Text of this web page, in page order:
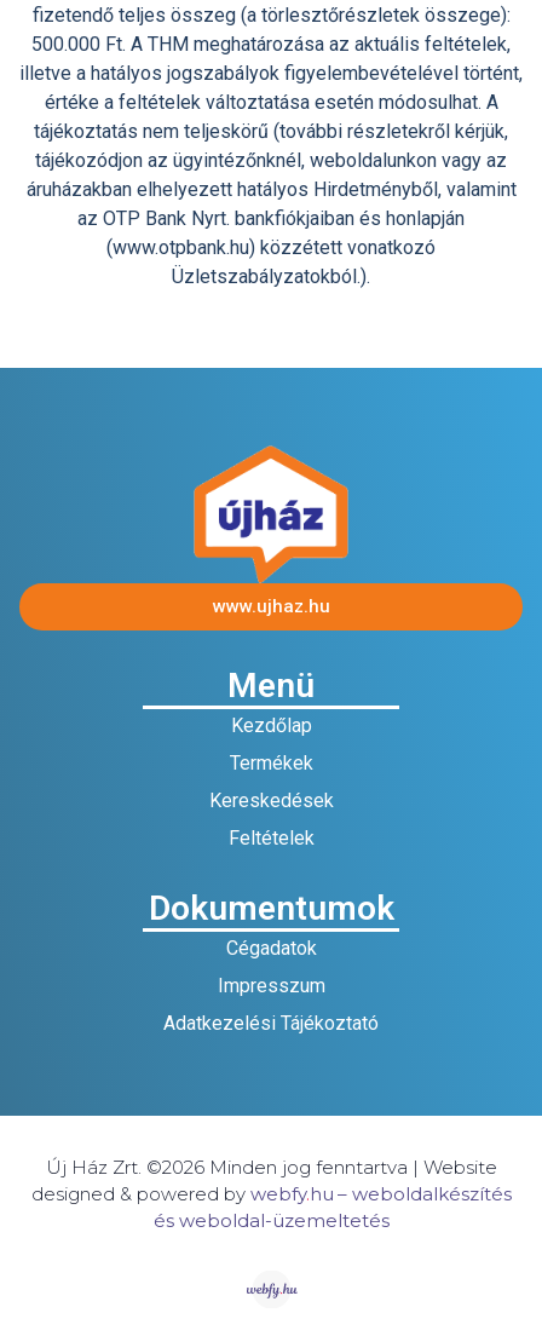
fizetendő teljes összeg (a törlesztőrészletek összege):
500.000 Ft. A THM meghatározása az aktuális feltételek,
illetve a hatályos jogszabályok figyelembevételével történt,
értéke a feltételek változtatása esetén módosulhat. A
tájékoztatás nem teljeskörű (további részletekről kérjük,
tájékozódjon az ügyintézőnknél, weboldalunkon vagy az
áruházakban elhelyezett hatályos Hirdetményből, valamint
az OTP Bank Nyrt. bankfiókjaiban és honlapján
(www.otpbank.hu) közzétett vonatkozó
Üzletszabályzatokból.).
www.ujhaz.hu
Menü
Kezdőlap
Termékek
Kereskedések
Feltételek
Dokumentumok
Cégadatok
Impresszum
Adatkezelési Tájékoztató
Új Ház Zrt. ©2026 Minden jog fenntartva | Website
designed & powered by webfy.hu – weboldalkészítés
és weboldal-üzemeltetés